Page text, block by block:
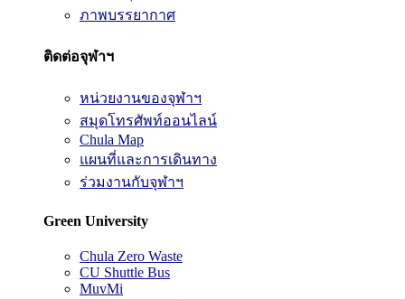
ภาพบรรยากาศ
ติดต่อจุฬาฯ
หน่วยงานของจุฬาฯ
สมุดโทรศัพท์ออนไลน์
Chula Map
แผนที่และการเดินทาง
ร่วมงานกับจุฬาฯ
Green University
Chula Zero Waste
CU Shuttle Bus
MuvMi